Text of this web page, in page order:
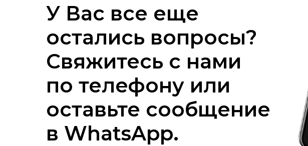
У Вас все еще
остались вопросы?
Свяжитесь с нами
по телефону или
оставьте сообщение
в WhatsApp.